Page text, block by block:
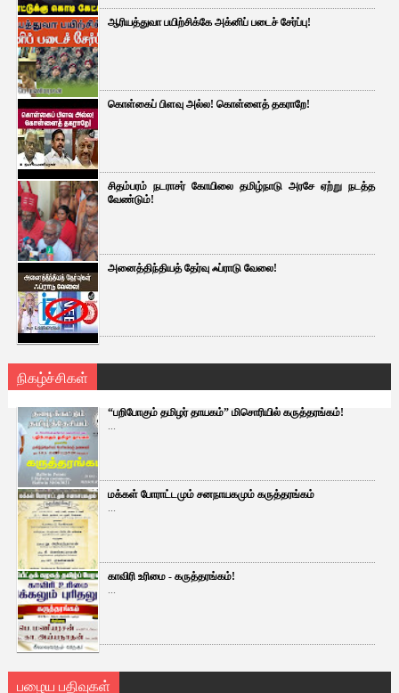
ஆரியத்துவா பயிற்சிக்கே அக்னிப் படைச் சேர்ப்பு!
கொள்கைப் பிளவு அல்ல! கொள்ளைத் தகராறே!
சிதம்பரம் நடராசர் கோயிலை தமிழ்நாடு அரசே ஏற்று நடத்த
வேண்டும்!
அனைத்திந்தியத் தேர்வு ஃப்ராடு வேலை!
நிகழ்ச்சிகள்
“பறிபோகும் தமிழர் தாயகம்” மிசொரியில் கருத்தரங்கம்!
...
மக்கள் போராட்டமும் சனநாயகமும் கருத்தரங்கம்
...
காவிரி உரிமை - கருத்தரங்கம்!
...
பழைய பதிவுகள்